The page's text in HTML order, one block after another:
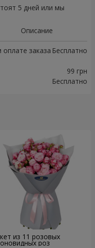
5 дней или мы
Описание
заказа Бесплатно
99 грн
Бесплатно
из 11 розовых
роз